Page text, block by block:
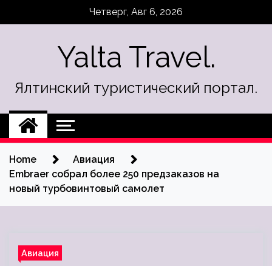
Четверг, Авг 6, 2026
Yalta Travel.
Ялтинский туристический портал.
Home
Авиация
Embraer собрал более 250 предзаказов на
новый турбовинтовый самолет
Авиация